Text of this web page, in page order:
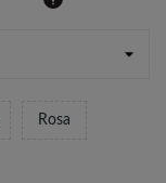
Rosa